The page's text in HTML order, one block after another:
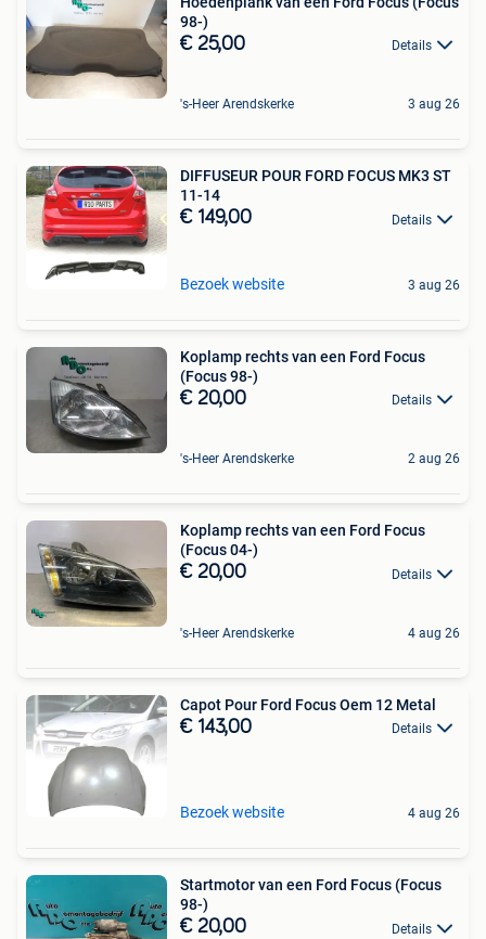
98-)
€ 25,00 Details
's-Heer Arendskerke 3 aug 26
DIFFUSEUR POUR FORD FOCUS MK3 ST
11-14
€ 149,00 Details
Bezoek website 3 aug 26
Koplamp rechts van een Ford Focus
(Focus 98-)
€ 20,00 Details
's-Heer Arendskerke 2 aug 26
Koplamp rechts van een Ford Focus
(Focus 04-)
€ 20,00 Details
's-Heer Arendskerke 4 aug 26
Capot Pour Ford Focus Oem 12 Metal
€ 143,00 Details
Bezoek website 4 aug 26
Startmotor van een Ford Focus (Focus
98-)
€ 20,00 Details